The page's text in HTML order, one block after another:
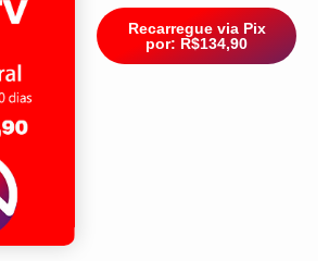
Recarregue via Pix
por: R$134,90